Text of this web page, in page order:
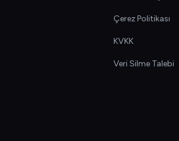
Çerez Politikası
KVKK
Veri Silme Talebi